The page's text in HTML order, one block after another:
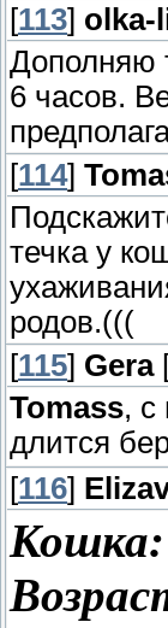
[113] olka-
Дополняю
6 часов.
[114]
течка у
родов.(((
[115] Gera
Tomass, с
длится
[116]
Кошка: